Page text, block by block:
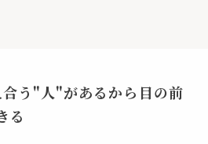
合う"人"があるから 目の前
る